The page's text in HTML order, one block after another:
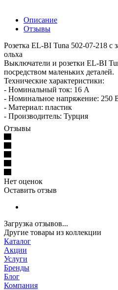
Описание
Отзывы
Розетка EL-BI Tuna 502-07-218 с
ольха
Выключатели и розетки EL-BI
посредством маленьких деталей.
Технические характеристики:
- Номинальный ток: 16 А
- Номинальное напряжение: 250
- Материал: пластик
- Производитель: Турция
Отзывы
Нет оценок
Оставить отзыв
Загрузка отзывов...
Другие товары из коллекции
Каталог
Акции
Услуги
Бренды
Блог
Компания